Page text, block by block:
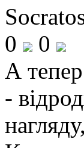
0
0
А
-